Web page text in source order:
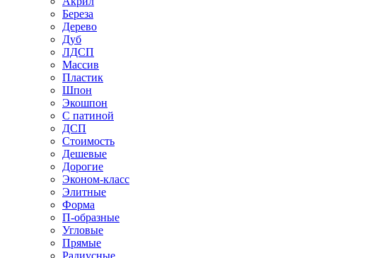
Береза
Дерево
Дуб
ЛДСП
Массив
Пластик
Шпон
Экошпон
С патиной
ДСП
Стоимость
Дешевые
Дорогие
Эконом-класс
Элитные
Форма
П-образные
Угловые
Прямые
Радиусные